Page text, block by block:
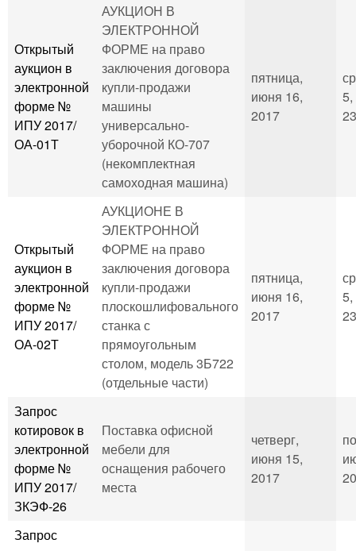
Открытый
аукцион в
электронной
форме №
ИПУ 2017/
ОА-01Т
АУКЦИОН В
ЭЛЕКТРОННОЙ
ФОРМЕ на право
заключения договора
купли-продажи
машины
универсально-
уборочной КО-707
(некомплектная
самоходная машина)
пятница,
июня 16,
2017
Открытый
аукцион в
электронной
форме №
ИПУ 2017/
ОА-02Т
АУКЦИОНЕ В
ЭЛЕКТРОННОЙ
ФОРМЕ на право
заключения договора
купли-продажи
плоскошлифовального
станка с
прямоугольным
столом, модель 3Б722
(отдельные части)
пятница,
июня 16,
2017
Запрос
котировок в
электронной
форме №
ИПУ 2017/
ЗКЭФ-26
Поставка офисной
мебели для
оснащения рабочего
места
четверг,
июня 15,
2017
Запрос